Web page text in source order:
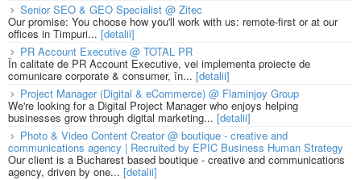
Senior SEO & GEO Specialist @ Zitec
Our promise: You choose how you'll work with us: remote-first or at our
offices in Timpuri... [detalii]
PR Account Executive @ TOTAL PR
În calitate de PR Account Executive, vei implementa proiecte de
comunicare corporate & consumer, în... [detalii]
Project Manager (Digital & eCommerce) @ Flaminjoy Group
We're looking for a Digital Project Manager who enjoys helping
businesses grow through digital marketing... [detalii]
Photo & Video Content Creator @ boutique - creative and
communications agency | Recruited by EPIC Business Human Strategy
Our client is a Bucharest based boutique - creative and communications
agency, driven by one... [detalii]